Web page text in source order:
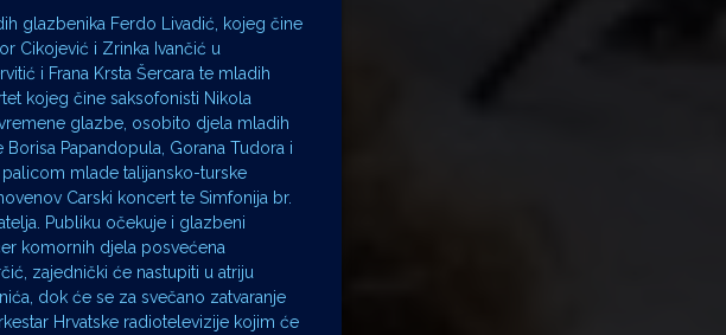
glazbenika Ferdo Livadić, kojeg čine
Cikojević i Zrinka Ivančić u
i Frana Krsta Šercara te mladih
kojeg čine saksofonisti Nikola
glazbe, osobito djela mladih
Papandopula, Gorana Tudora i
mlade talijansko-turske
Carski koncert te Simfonija br.
Publiku očekuje i glazbeni
komornih djela posvećena
zajednički će nastupiti u atriju
dok će se za svečano zatvaranje
Hrvatske radiotelevizije kojim će